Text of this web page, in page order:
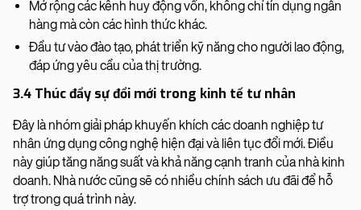
Mở rộng các kênh huy động vốn, không chỉ tín dụng ngân
hàng mà còn các hình thức khác.
Đầu tư vào đào tạo, phát triển kỹ năng cho người lao động,
đáp ứng yêu cầu của thị trường.
3.4 Thúc đẩy sự đổi mới trong kinh tế tư nhân
Đây là nhóm giải pháp khuyến khích các doanh nghiệp tư
nhân ứng dụng công nghệ hiện đại và liên tục đổi mới. Điều
này giúp tăng năng suất và khả năng cạnh tranh của nhà kinh
doanh. Nhà nước cũng sẽ có nhiều chính sách ưu đãi để hỗ
trợ trong quá trình này.